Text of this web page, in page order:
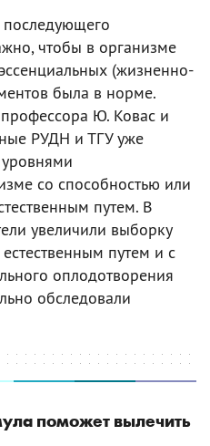
чтобы в организме
(жизненно-
была в норме.
Ю. Ковас и
РУДН и ТГУ уже
со способностью или
путем. В
увеличили выборку
путем и с
оплодотворения
обследовали
поможет вылечить